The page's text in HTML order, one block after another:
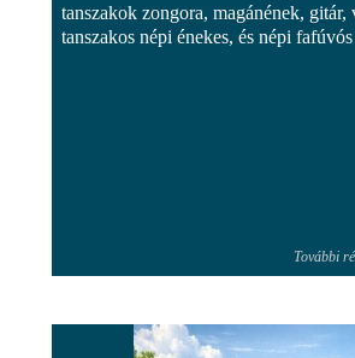
tanszakok zongora, magánének, gitár,
tanszakos népi énekes, és népi
További